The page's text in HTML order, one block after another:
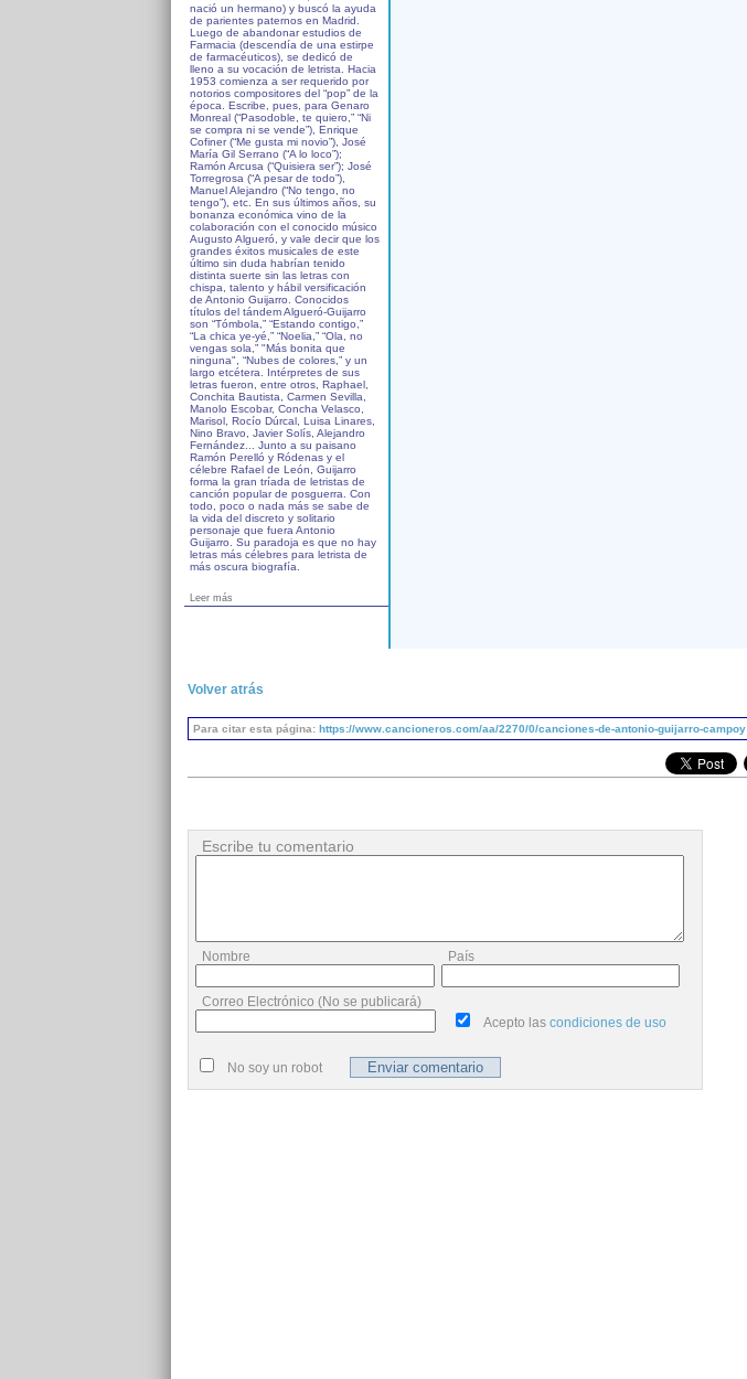
nació un hermano) y buscó la ayuda
de parientes paternos en Madrid.
Luego de abandonar estudios de
Farmacia (descendía de una estirpe
de farmacéuticos), se dedicó de
lleno a su vocación de letrista. Hacia
1953 comienza a ser requerido por
notorios compositores del “pop” de la
época. Escribe, pues, para Genaro
Monreal (“Pasodoble, te quiero,” “Ni
se compra ni se vende”), Enrique
Cofiner (“Me gusta mi novio”), José
María Gil Serrano (“A lo loco”);
Ramón Arcusa (“Quisiera ser”); José
Torregrosa (“A pesar de todo”),
Manuel Alejandro (“No tengo, no
tengo”), etc. En sus últimos años, su
bonanza económica vino de la
colaboración con el conocido músico
Augusto Algueró, y vale decir que los
grandes éxitos musicales de este
último sin duda habrían tenido
distinta suerte sin las letras con
chispa, talento y hábil versificación
de Antonio Guijarro. Conocidos
títulos del tándem Algueró-Guijarro
son “Tómbola,” “Estando contigo,”
“La chica ye-yé,” “Noelia,” “Ola, no
vengas sola,” "Más bonita que
ninguna", “Nubes de colores,” y un
largo etcétera. Intérpretes de sus
letras fueron, entre otros, Raphael,
Conchita Bautista, Carmen Sevilla,
Manolo Escobar, Concha Velasco,
Marisol, Rocío Dúrcal, Luisa Linares,
Nino Bravo, Javier Solís, Alejandro
Fernández... Junto a su paisano
Ramón Perelló y Ródenas y el
célebre Rafael de León, Guijarro
forma la gran tríada de letristas de
canción popular de posguerra. Con
todo, poco o nada más se sabe de
la vida del discreto y solitario
personaje que fuera Antonio
Guijarro. Su paradoja es que no hay
letras más célebres para letrista de
más oscura biografía.
Leer más
Volver atrás
Para citar esta página: https://www.cancioneros.com/aa/2270/0/canciones-de-antonio-guijarro-campoy
Escribe tu comentario
Nombre País
Correo Electrónico (No se publicará)
Acepto las condiciones de uso
No soy un robot